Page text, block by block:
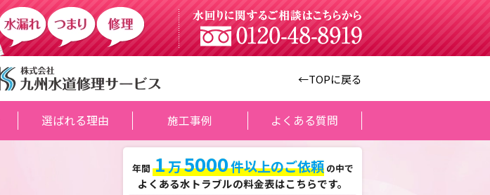
←TOPに戻る
選ばれる理由 施工事例 よくある質問
年間 1万5000件以上のご依頼 の中で
よくある水トラブルの料金表はこちらです。